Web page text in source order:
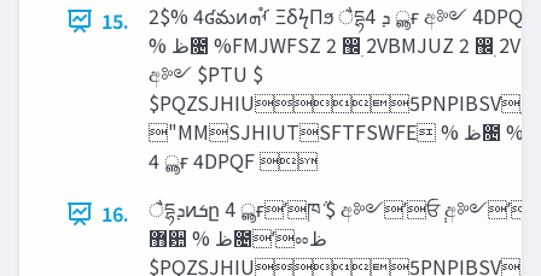
15.
2$% 4ʛమͷࡾ֯‫ܗ‬ ΞδϟΠϧ ैདྷ‫ܕ‬ 4 ൣғ අ༻ 4DPQF $PTU $
% ‫ظ‬೔ %FMJWFSZ 2 ඼࣭ 2VBMJUZ 2 ඼࣭ 2VBMJUZ
අ༻ $PTU $
$PQZSJHIU5PNPIBSV/
"MMSJHIUTSFTFSWFE % ‫ظ‬೔ %FMJWFSZ
4 ൣғ 4DPQF 
16.
ैདྷ‫ܕ‬ͷ‫ܭ‬ը 4 ൣғʹཁ݅ $ අ༻ʹਓ݄ අ༻ʹਓ݄
޻਺ % ‫ظ‬೔ʹೲ‫ظ‬
$PQZSJHIU5PNPIBSV/